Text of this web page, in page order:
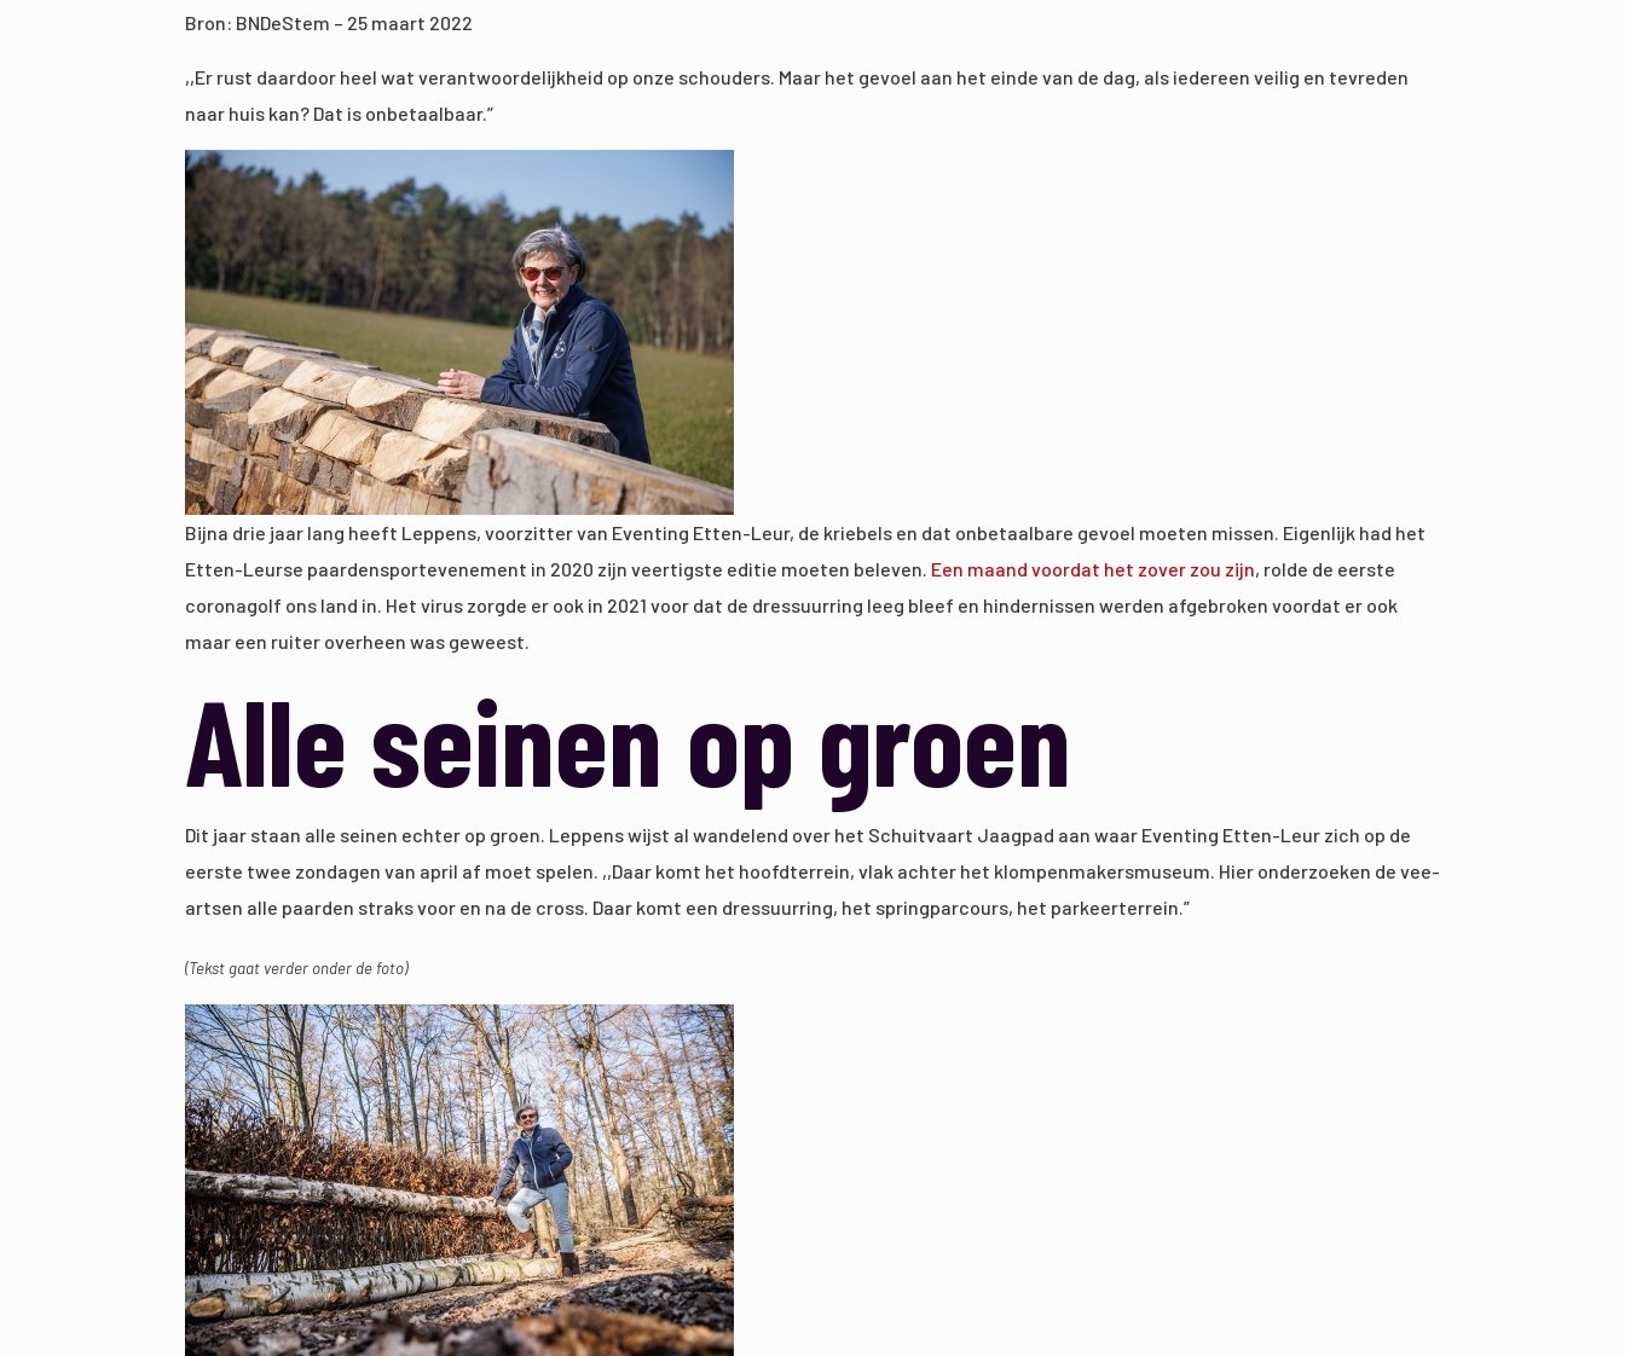
Bron: BNDeStem – 25 maart 2022
,,Er rust daardoor heel wat verantwoordelijkheid op onze schouders. Maar het gevoel aan het einde van de dag, als iedereen veilig en tevreden
naar huis kan? Dat is onbetaalbaar.”
Bijna drie jaar lang heeft Leppens, voorzitter van Eventing Etten-Leur, de kriebels en dat onbetaalbare gevoel moeten missen. Eigenlijk had het
Etten-Leurse paardensportevenement in 2020 zijn veertigste editie moeten beleven. Een maand voordat het zover zou zijn, rolde de eerste
coronagolf ons land in. Het virus zorgde er ook in 2021 voor dat de dressuurring leeg bleef en hindernissen werden afgebroken voordat er ook
maar een ruiter overheen was geweest.
Alle seinen op groen
Dit jaar staan alle seinen echter op groen. Leppens wijst al wandelend over het Schuitvaart Jaagpad aan waar Eventing Etten-Leur zich op de
eerste twee zondagen van april af moet spelen. ,,Daar komt het hoofdterrein, vlak achter het klompenmakersmuseum. Hier onderzoeken de vee-
artsen alle paarden straks voor en na de cross. Daar komt een dressuurring, het springparcours, het parkeerterrein.”
(Tekst gaat verder onder de foto)